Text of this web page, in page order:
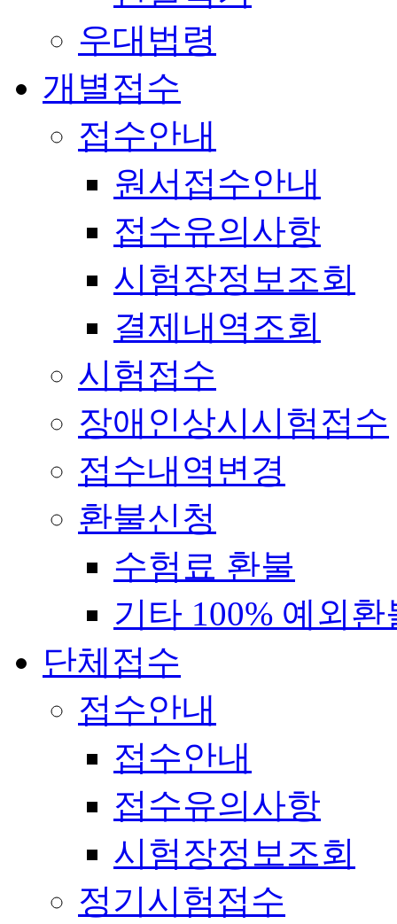
우대법령
개별접수
접수안내
원서접수안내
접수유의사항
시험장정보조회
결제내역조회
시험접수
장애인상시시험접수
접수내역변경
환불신청
수험료 환불
기타 100% 예외환
단체접수
접수안내
접수안내
접수유의사항
시험장정보조회
정기시험접수